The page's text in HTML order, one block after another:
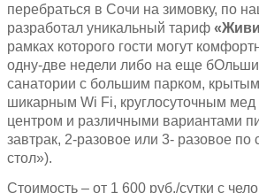
перебраться в Сочи на зимовку, по
разработал уникальный тариф
рамках которого гости могут
одну-две недели либо на еще
санатории с большим парком,
шикарным Wi Fi, круглосуточным мед
центром и различными вариантами
завтрак, 2-разовое или 3- разовое по
стол»).
Стоимость – от 1 600 руб./сутки с